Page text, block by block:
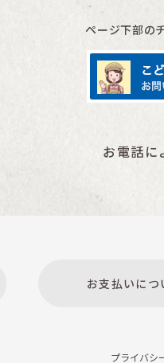
ページ下部の
お電話に
お支払いにつ
プライバシ